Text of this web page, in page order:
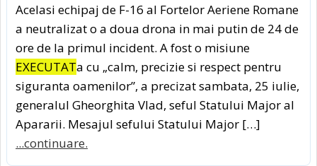
Acelasi echipaj de F-16 al Fortelor Aeriene Romane
a neutralizat o a doua drona in mai putin de 24 de
ore de la primul incident. A fost o misiune
EXECUTATa cu „calm, precizie si respect pentru
siguranta oamenilor”, a precizat sambata, 25 iulie,
generalul Gheorghita Vlad, seful Statului Major al
Apararii. Mesajul sefului Statului Major […]
...continuare.